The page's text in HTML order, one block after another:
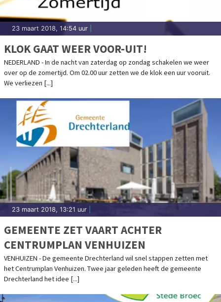
23 maart 2018, 14:54 uur
KLOK GAAT WEER VOOR-UIT!
NEDERLAND - In de nacht van zaterdag op zondag schakelen we weer
over op de zomertijd. Om 02.00 uur zetten we de klok een uur vooruit.
We verliezen [...]
23 maart 2018, 13:21 uur
GEMEENTE ZET VAART ACHTER
CENTRUMPLAN VENHUIZEN
VENHUIZEN - De gemeente Drechterland wil snel stappen zetten met
het Centrumplan Venhuizen. Twee jaar geleden heeft de gemeente
Drechterland het idee [...]